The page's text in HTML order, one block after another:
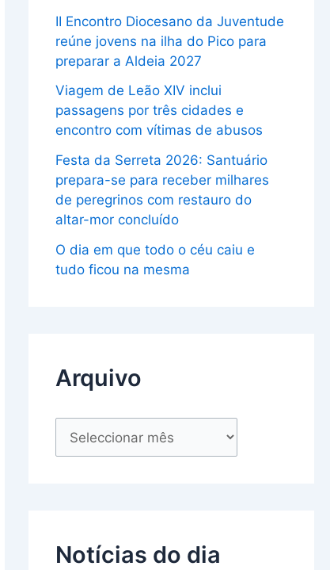
II Encontro Diocesano da Juventude
reúne jovens na ilha do Pico para
preparar a Aldeia 2027
Viagem de Leão XIV inclui
passagens por três cidades e
encontro com vítimas de abusos
Festa da Serreta 2026: Santuário
prepara-se para receber milhares
de peregrinos com restauro do
altar-mor concluído
O dia em que todo o céu caiu e
tudo ficou na mesma
Arquivo
Notícias do dia